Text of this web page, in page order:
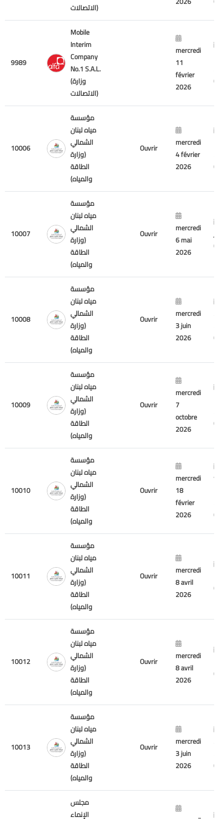
الاتصالات)
9989
Mobile
Interim
Company
No.1 S.A.L.
(وزارة
الاتصالات)
mercredi
11
février
2026
10006
مؤسسة
مياه لبنان
الشمالي
(وزارة
الطاقة
والمياه)
Ouvrir
mercredi
4 février
2026
10007
مؤسسة
مياه لبنان
الشمالي
(وزارة
الطاقة
والمياه)
Ouvrir
mercredi
6 mai
2026
10008
مؤسسة
مياه لبنان
الشمالي
(وزارة
الطاقة
والمياه)
Ouvrir
mercredi
3 juin
2026
10009
مؤسسة
مياه لبنان
الشمالي
(وزارة
الطاقة
والمياه)
Ouvrir
mercredi
7
octobre
2026
10010
مؤسسة
مياه لبنان
الشمالي
(وزارة
الطاقة
والمياه)
Ouvrir
mercredi
18
février
2026
10011
مؤسسة
مياه لبنان
الشمالي
(وزارة
الطاقة
والمياه)
Ouvrir
mercredi
8 avril
2026
10012
مؤسسة
مياه لبنان
الشمالي
(وزارة
الطاقة
والمياه)
Ouvrir
mercredi
8 avril
2026
10013
مؤسسة
مياه لبنان
الشمالي
(وزارة
الطاقة
والمياه)
Ouvrir
mercredi
3 juin
2026
مجلس
الإنماء